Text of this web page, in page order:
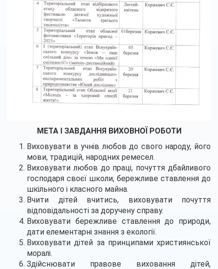
МЕТА І ЗАВДАННЯ ВИХОВНОЇ РОБОТИ
Виховувати в учнів любов до свого народу, його
мови, традицій, народних ремесел.
Виховувати любов до праці, почуття дбайливого
господаря своєї школи, бережливе ставлення до
шкільного і класного майна.
Вчити дітей вчитись, виховувати почуття
відповідальності за доручену справу.
Виховувати бережливе ставлення до природи,
дати елементарні знання з екології.
Виховувати дітей за принципами християнської
моралі.
Здійснювати правове виховання дітей,